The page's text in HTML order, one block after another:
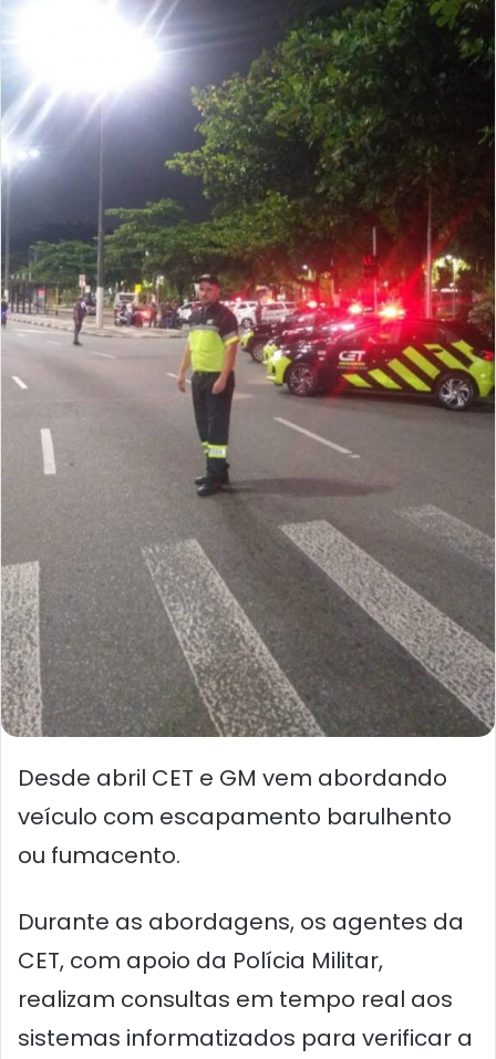
Desde abril CET e GM vem abordando
veículo com escapamento barulhento
ou fumacento.
Durante as abordagens, os agentes da
CET, com apoio da Polícia Militar,
realizam consultas em tempo real aos
sistemas informatizados para verificar a